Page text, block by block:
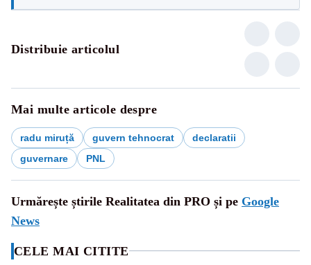
Distribuie articolul
Mai multe articole despre
radu miruță guvern tehnocrat
declaratii
guvernare
PNL
Urmărește știrile Realitatea din PRO și pe Google
News
CELE MAI CITITE